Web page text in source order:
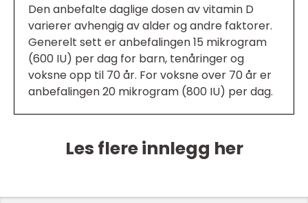
Den anbefalte daglige dosen av vitamin D
varierer avhengig av alder og andre faktorer.
Generelt sett er anbefalingen 15 mikrogram
(600 IU) per dag for barn, tenåringer og
voksne opp til 70 år. For voksne over 70 år er
anbefalingen 20 mikrogram (800 IU) per dag.
Les flere innlegg her